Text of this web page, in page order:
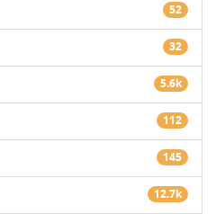
52
32
5.6k
112
145
12.7k